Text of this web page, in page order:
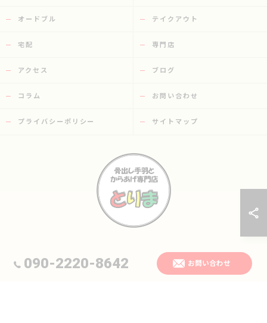
090-2220-8642 お問い合わせ
オードブル テイクアウト
宅配 専門店
アクセス ブログ
コラム お問い合わせ
プライバシーポリシー サイトマップ
© 2026 大分県日田市の唐揚げなら骨出し手羽とからあげ専門店 とりま ALL
RIGHTS RESERVED.